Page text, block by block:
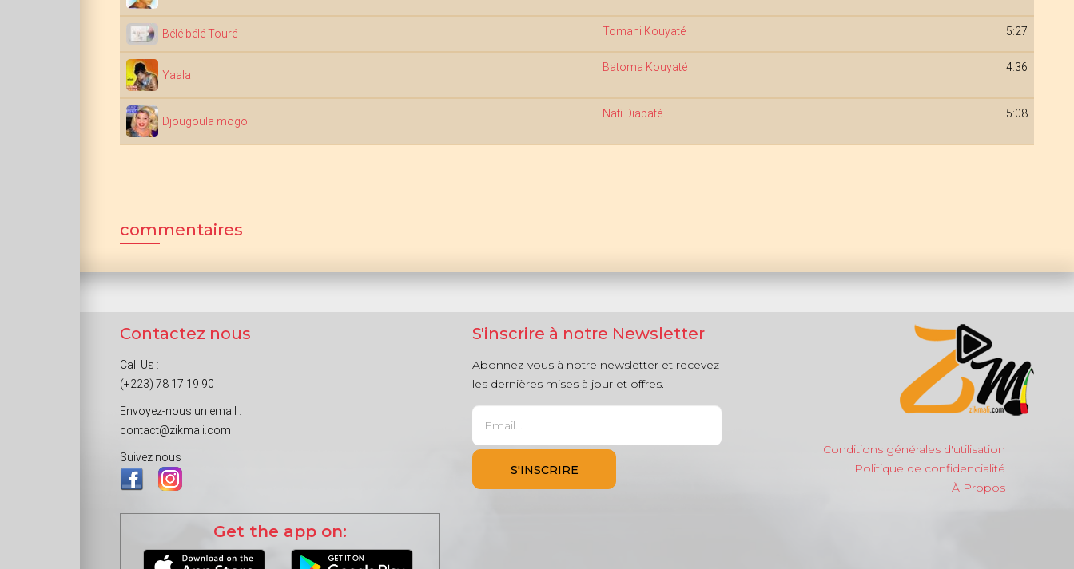
Bélé bélé Touré Tomani Kouyaté 5:27
Yaala
Batoma Kouyaté 4:36
Djougoula mogo
Nafi Diabaté 5:08
commentaires
Contactez nous
Call Us :
(+223) 78 17 19 90
Envoyez-nous un email :
contact@zikmali.com
Suivez nous :
S'inscrire à notre Newsletter
Abonnez-vous à notre newsletter et recevez
les dernières mises à jour et offres.
Conditions générales d'utilisation
Politique de confidencialité
À Propos
Get the app on: